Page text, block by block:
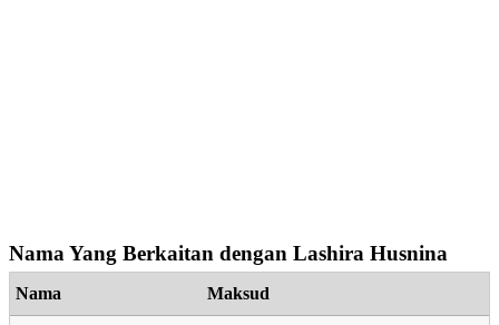
Nama Yang Berkaitan dengan Lashira Husnina
Nama Maksud